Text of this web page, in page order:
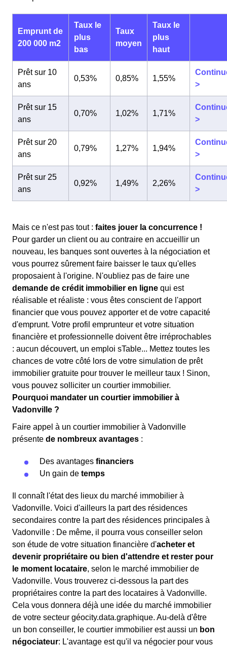
Emprunt de
200 000 m2
Taux le
plus
bas
Taux
moyen
Taux le
plus
haut
Prêt sur 10
ans
0,53% 0,85% 1,55%
>
Prêt sur 15
ans
0,70% 1,02% 1,71%
>
Prêt sur 20
ans
0,79% 1,27% 1,94%
>
Prêt sur 25
ans
0,92% 1,49% 2,26%
>
Mais ce n'est pas tout : faites jouer la concurrence !
Pour garder un client ou au contraire en accueillir un
nouveau, les banques sont ouvertes à la négociation et
vous pourrez sûrement faire baisser le taux qu'elles
proposaient à l'origine. N'oubliez pas de faire une
demande de crédit immobilier en ligne qui est
réalisable et réaliste : vous êtes conscient de l'apport
financier que vous pouvez apporter et de votre capacité
d'emprunt. Votre profil emprunteur et votre situation
financière et professionnelle doivent être irréprochables
: aucun découvert, un emploi sTable... Mettez toutes les
chances de votre côté lors de votre simulation de prêt
immobilier gratuite pour trouver le meilleur taux ! Sinon,
vous pouvez solliciter un courtier immobilier.
Pourquoi mandater un courtier immobilier à
Vadonville ?
Faire appel à un courtier immobilier à Vadonville
présente de nombreux avantages :
Des avantages financiers
Un gain de temps
Il connaît l'état des lieux du marché immobilier à
Vadonville. Voici d'ailleurs la part des résidences
secondaires contre la part des résidences principales à
Vadonville : De même, il pourra vous conseiller selon
son étude de votre situation financière d'acheter et
devenir propriétaire ou bien d'attendre et rester pour
le moment locataire, selon le marché immobilier de
Vadonville. Vous trouverez ci-dessous la part des
propriétaires contre la part des locataires à Vadonville.
Cela vous donnera déjà une idée du marché immobilier
de votre secteur géocity.data.graphique. Au-delà d'être
un bon conseiller, le courtier immobilier est aussi un bon
négociateur: L'avantage est qu'il va négocier pour vous